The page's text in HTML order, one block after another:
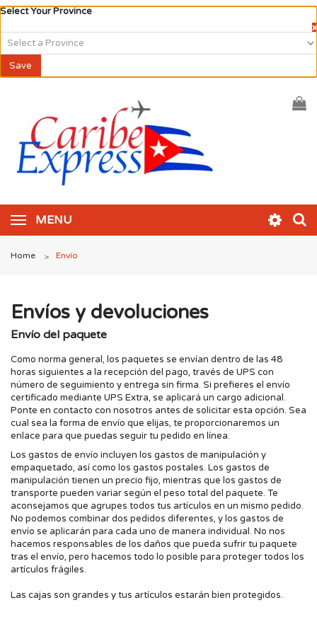
Select Your Province
×
Save
MENU
Home > Envío
Envíos y devoluciones
Envío del paquete
Como norma general, los paquetes se envían dentro de las 48
horas siguientes a la recepción del pago, través de UPS con
número de seguimiento y entrega sin firma. Si prefieres el envío
certificado mediante UPS Extra, se aplicará un cargo adicional.
Ponte en contacto con nosotros antes de solicitar esta opción. Sea
cual sea la forma de envío que elijas, te proporcionaremos un
enlace para que puedas seguir tu pedido en línea.
Los gastos de envío incluyen los gastos de manipulación y
empaquetado, así como los gastos postales. Los gastos de
manipulación tienen un precio fijo, mientras que los gastos de
transporte pueden variar según el peso total del paquete. Te
aconsejamos que agrupes todos tus artículos en un mismo pedido.
No podemos combinar dos pedidos diferentes, y los gastos de
envío se aplicarán para cada uno de manera individual. No nos
hacemos responsables de los daños que pueda sufrir tu paquete
tras el envío, pero hacemos todo lo posible para proteger todos los
artículos frágiles.
Las cajas son grandes y tus artículos estarán bien protegidos.